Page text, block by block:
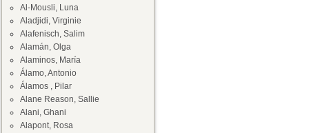
Al-Mousli, Luna
Aladjidi, Virginie
Alafenisch, Salim
Alamán, Olga
Alaminos, María
Álamo, Antonio
Álamos , Pilar
Alane Reason, Sallie
Alani, Ghani
Alapont, Rosa